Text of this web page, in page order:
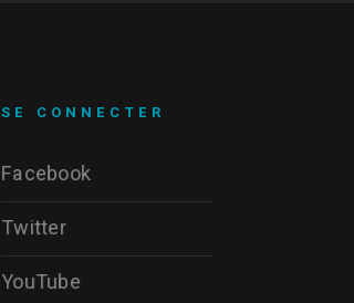
SE CONNECTER
Facebook
Twitter
YouTube